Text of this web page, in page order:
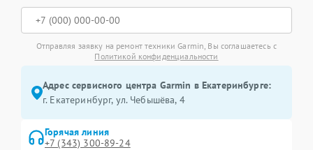
Отправляя заявку на ремонт техники Garmin, Вы соглашаетесь с
Политикой конфиденциальности
Адрес сервисного центра Garmin в Екатеринбурге:
г. Екатеринбург, ул. Чебышёва, 4
Горячая линия
+7 (343) 300-89-24